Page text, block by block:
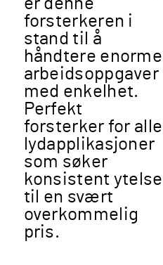
er denne
forsterkeren i
stand til å
håndtere enorme
arbeidsoppgaver
med enkelhet.
Perfekt
forsterker for alle
lydapplikasjoner
som søker
konsistent ytelse
til en svært
overkommelig
pris.